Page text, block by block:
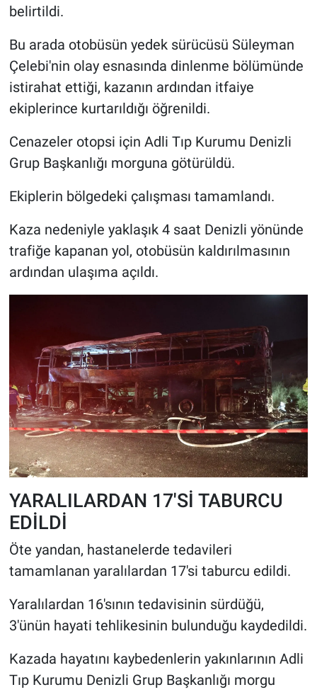
belirtildi.
Bu arada otobüsün yedek sürücüsü Süleyman
Çelebi'nin olay esnasında dinlenme bölümünde
istirahat ettiği, kazanın ardından itfaiye
ekiplerince kurtarıldığı öğrenildi.
Cenazeler otopsi için Adli Tıp Kurumu Denizli
Grup Başkanlığı morguna götürüldü.
Ekiplerin bölgedeki çalışması tamamlandı.
Kaza nedeniyle yaklaşık 4 saat Denizli yönünde
trafiğe kapanan yol, otobüsün kaldırılmasının
ardından ulaşıma açıldı.
YARALILARDAN 17'Sİ TABURCU
EDİLDİ
Öte yandan, hastanelerde tedavileri
tamamlanan yaralılardan 17'si taburcu edildi.
Yaralılardan 16'sının tedavisinin sürdüğü,
3'ünün hayati tehlikesinin bulunduğu kaydedildi.
Kazada hayatını kaybedenlerin yakınlarının Adli
Tıp Kurumu Denizli Grup Başkanlığı morgu